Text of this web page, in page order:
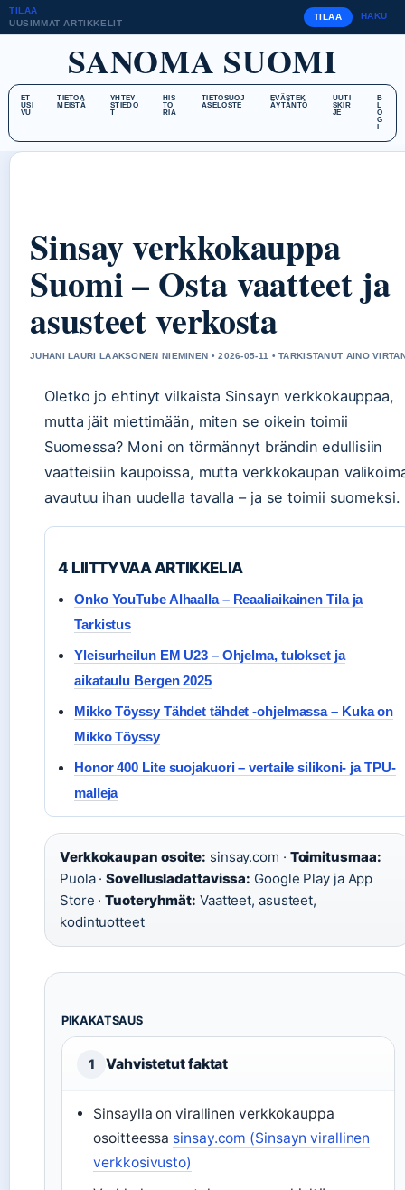
TILAA
UUSIMMAT ARTIKKELIT
TILAA HAKU
SANOMA SUOMI
ET
USI
VU
TIETOA
MEISTÄ
YHTEY
STIEDO
T
HIS
TO
RIA
TIETOSUOJ
ASELOSTE
EVÄSTEK
ÄYTÄNTÖ
UUTI
SKIR
JE
B
L
O
G
Sinsay verkkokauppa
Suomi – Osta vaatteet ja
asusteet verkosta
JUHANI LAURI LAAKSONEN NIEMINEN • 2026-05-11 • TARKISTANUT AINO
Oletko jo ehtinyt vilkaista Sinsayn verkkokauppaa,
mutta jäit miettimään, miten se oikein toimii
Suomessa? Moni on törmännyt brändin edullisiin
vaatteisiin kaupoissa, mutta verkkokaupan
avautuu ihan uudella tavalla – ja se toimii suomeksi.
4 LIITTYVAA ARTIKKELIA
Onko YouTube Alhaalla – Reaaliaikainen Tila ja
Tarkistus
Yleisurheilun EM U23 – Ohjelma, tulokset ja
aikataulu Bergen 2025
Mikko Töyssy Tähdet tähdet -ohjelmassa – Kuka on
Mikko Töyssy
Honor 400 Lite suojakuori – vertaile silikoni- ja TPU-
malleja
Verkkokaupan osoite: sinsay.com · Toimitusmaa:
Puola ·Sovellusladattavissa: Google Play ja App
Store ·Tuoteryhmät: Vaatteet, asusteet,
kodintuotteet
PIKAKATSAUS
1 Vahvistetut faktat
Sinsaylla on virallinen verkkokauppa
osoitteessa sinsay.com (Sinsayn virallinen
verkkosivusto)